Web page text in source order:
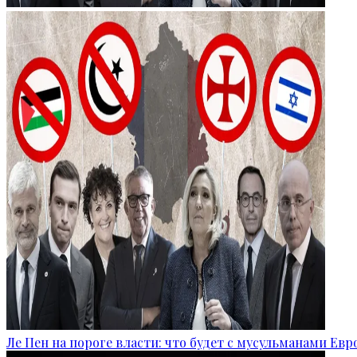
Ле Пен на пороге власти: что будет с мусульманами